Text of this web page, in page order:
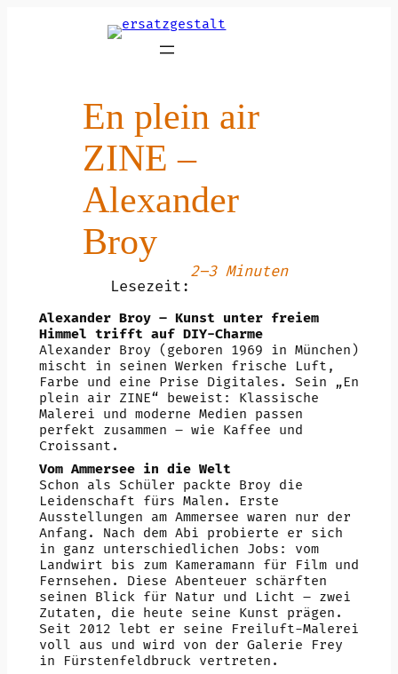
En plein air
ZINE –
Alexander
Broy
Lesezeit:
2–3 Minuten
Alexander Broy – Kunst unter freiem
Himmel trifft auf DIY-Charme
Alexander Broy (geboren 1969 in München)
mischt in seinen Werken frische Luft,
Farbe und eine Prise Digitales. Sein „En
plein air ZINE“ beweist: Klassische
Malerei und moderne Medien passen
perfekt zusammen – wie Kaffee und
Croissant.
Vom Ammersee in die Welt
Schon als Schüler packte Broy die
Leidenschaft fürs Malen. Erste
Ausstellungen am Ammersee waren nur der
Anfang. Nach dem Abi probierte er sich
in ganz unterschiedlichen Jobs: vom
Landwirt bis zum Kameramann für Film und
Fernsehen. Diese Abenteuer schärften
seinen Blick für Natur und Licht – zwei
Zutaten, die heute seine Kunst prägen.
Seit 2012 lebt er seine Freiluft-Malerei
voll aus und wird von der Galerie Frey
in Fürstenfeldbruck vertreten.